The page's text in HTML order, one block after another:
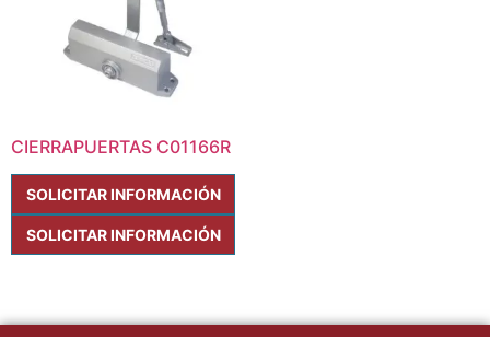
CIERRAPUERTAS C01166R
SOLICITAR INFORMACIÓN
SOLICITAR INFORMACIÓN